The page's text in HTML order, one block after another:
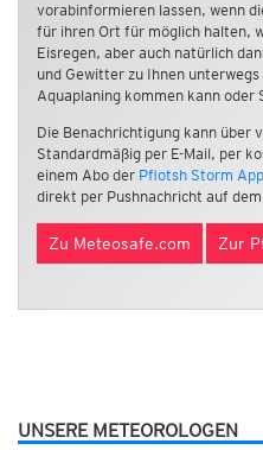
vorabinformieren lassen, wenn
für ihren Ort für möglich halten,
Eisregen, aber auch natürlich
und Gewitter zu Ihnen
Aquaplaning kommen kann
Die Benachrichtigung kann über
Standardmäßig per E-Mail, per
einem Abo der Pflotsh Storm App
direkt per Pushnachricht auf
Zu Meteosafe.com Zur
UNSERE METEOROLOGEN